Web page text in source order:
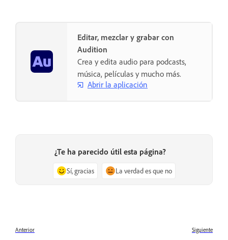
Editar, mezclar y grabar con
Audition
Crea y edita audio para podcasts,
música, películas y mucho más.
Abrir la aplicación
¿Te ha parecido útil esta página?
Sí, gracias La verdad es que no
Anterior Siguiente